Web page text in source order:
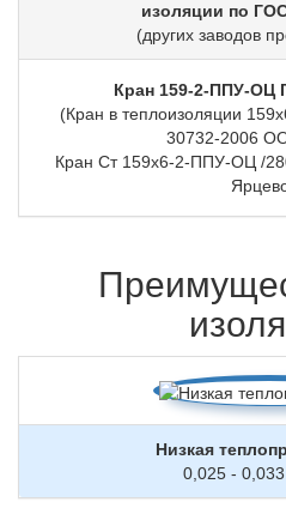
изоляции по
(других заводов
Кран 159-2-ППУ-ОЦ
(Кран в теплоизоляции
30732-2006
Кран Ст 159х6-2-ППУ-ОЦ /
Низкая
0,025 -